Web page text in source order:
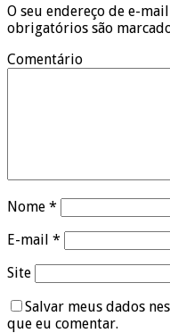
O seu endereço de e-
obrigatórios são
Comentário
Nome *
E-mail *
Site
Salvar meus dados
que eu comentar.